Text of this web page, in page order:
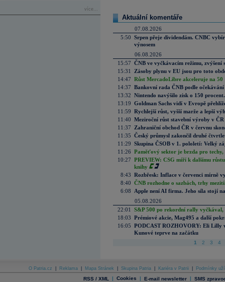
více...
Aktuální komentáře
07.08.2026
5:50 Srpen přeje dividendám. CNBC
výnosem
06.08.2026
15:57 ČNB ve vyčkávacím režimu, zvýšení
15:31
Zásoby plynu v EU jsou pro toto
14:47 Růst MercadoLibre akceleruje na
14:37 Bankovní rada ČNB podle
13:32 Nintendo navýšilo zisk o 150
13:19 Goldman Sachs vidí v Evropě
11:59 Rychlejší růst, vyšší marže a lepší
11:40 Meziroční růst stavební výroby v
11:37
Zahraniční obchod ČR v červnu
11:35 Český průmysl zakončil druhé
11:29 Skupina ČSOB v 1. pololetí: Velký
11:26 Paměťový sektor je brzda pro techy,
10:27 PREVIEW: CSG míří k dalšímu
knihy
8:43 Rozbřesk: Inflace v červenci mírně
8:40 ČNB rozhodne o sazbách, trhy
6:08
Apple není AI firma. Jeho síla stojí
05.08.2026
22:01
S&P 500 po rekordní rally vyčkával,
18:03 Prémiové akcie, Mag495 a další
16:05 PODCAST ROZHOVORY: Eli Lilly
Kunové teprve na začátku
1 2 3 4
O Patria.cz Reklama Mapa Stránek Skupina Patria Kariéra v Patrii Podmínky
RSS / XML | Cookies | E-mail newsletter | SMS